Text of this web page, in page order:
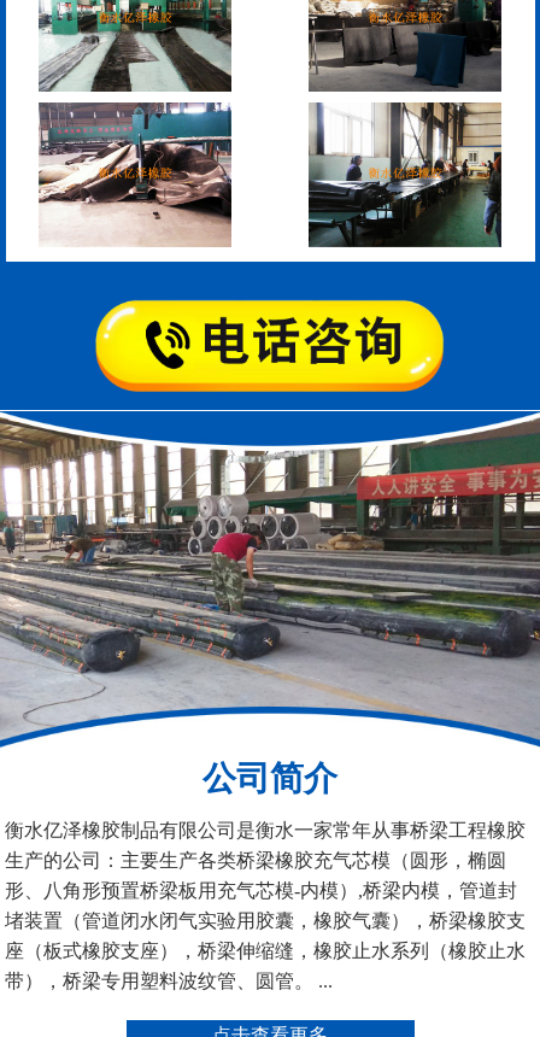
模数式160、240、320伸
缩缝
SF梳型伸缩缝
L型桥梁伸缩缝 Z型桥梁伸缩缝
板式橡胶伸缩缝 C型桥梁伸缩缝
200*25米圆形桥梁气囊 390*14米的圆形充气芯
模
公司简介
衡水亿泽橡胶制品有限公司是衡水一家常年从事桥梁工程橡胶
生产的公司：主要生产各类桥梁橡胶充气芯模（圆形，椭圆
形、八角形预置桥梁板用充气芯模-内模）,桥梁内模，管道封
堵装置（管道闭水闭气实验用胶囊，橡胶气囊），桥梁橡胶支
座（板式橡胶支座），桥梁伸缩缝，橡胶止水系列（橡胶止水
带），桥梁专用塑料波纹管、圆管。 ...